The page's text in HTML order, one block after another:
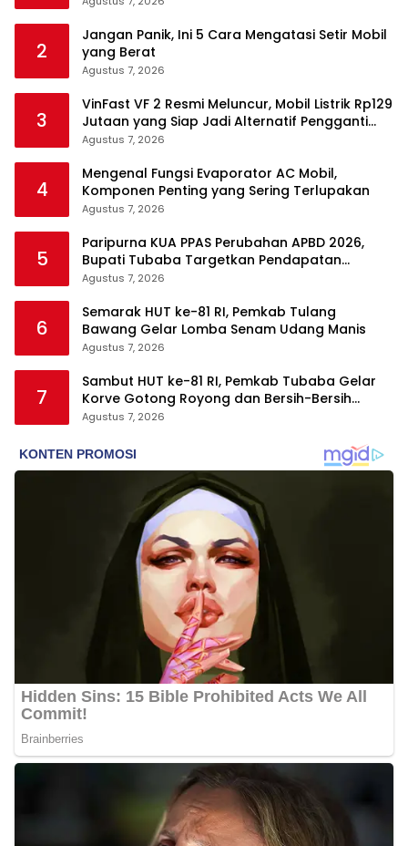
2
Jangan Panik, Ini 5 Cara Mengatasi Setir Mobil
yang Berat
Agustus 7, 2026
3
VinFast VF 2 Resmi Meluncur, Mobil Listrik Rp129
Jutaan yang Siap Jadi Alternatif Pengganti
Motor
Agustus 7, 2026
4
Mengenal Fungsi Evaporator AC Mobil,
Komponen Penting yang Sering Terlupakan
Agustus 7, 2026
5
Paripurna KUA PPAS Perubahan APBD 2026,
Bupati Tubaba Targetkan Pendapatan
Daerah Rp820,3 Miliar
Agustus 7, 2026
6
Semarak HUT ke-81 RI, Pemkab Tulang
Bawang Gelar Lomba Senam Udang Manis
Agustus 7, 2026
7
Sambut HUT ke-81 RI, Pemkab Tubaba Gelar
Korve Gotong Royong dan Bersih-Bersih
Serentak
Agustus 7, 2026